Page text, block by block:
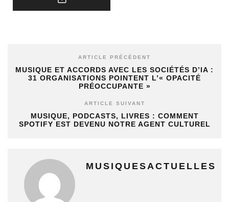
ARTICLE PRÉCÉDENT
MUSIQUE ET ACCORDS AVEC LES SOCIÉTÉS D’IA :
31 ORGANISATIONS POINTENT L’« OPACITÉ
PRÉOCCUPANTE »
ARTICLE SUIVANT
MUSIQUE, PODCASTS, LIVRES : COMMENT
SPOTIFY EST DEVENU NOTRE AGENT CULTUREL
MUSIQUESACTUELLES